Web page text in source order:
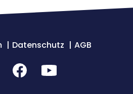
Datenschutz AGB